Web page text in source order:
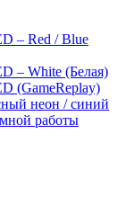
– Red / Blue
– White (Белая)
(GameReplay)
неон / синий
работы